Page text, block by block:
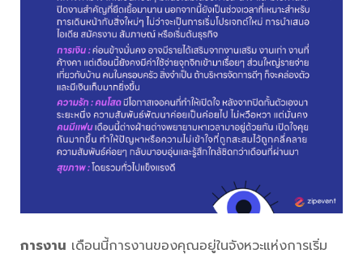
การงาน เดือนนี้การงานของคุณอยู่ในจังหวะแห่งการเริ่ม